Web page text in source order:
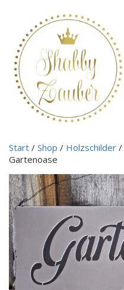
Start / Shop / Holzschilder /
Gartenoase